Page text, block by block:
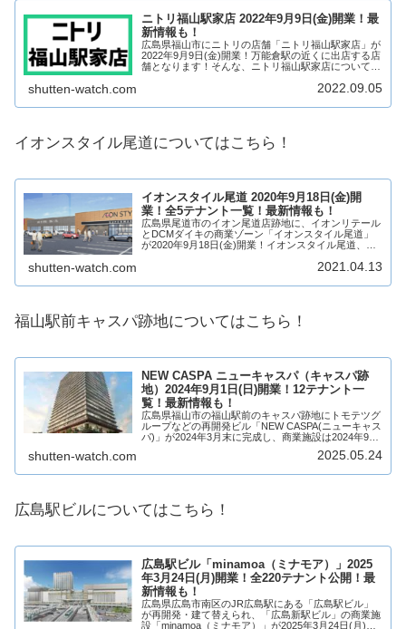
ニトリ福山駅家店 2022年9月9日(金)開業！最
新情報も！
広島県福山市にニトリの店舗「ニトリ福山駅家店」が
2022年9月9日(金)開業！万能倉駅の近くに出店する店
舗となります！そんな、ニトリ福山駅家店について、
【2022年2月23日 公開】【2022年9月...
shutten-watch.com 2022.09.05
イオンスタイル尾道についてはこちら！
イオンスタイル尾道 2020年9月18日(金)開
業！全5テナント一覧！最新情報も！
広島県尾道市のイオン尾道店跡地に、イオンリテール
とDCMダイキの商業ゾーン「イオンスタイル尾道」
が2020年9月18日(金)開業！イオンスタイル尾道、
ンスタイル尾道がどのような商業施設になる...
shutten-watch.com 2021.04.13
福山駅前キャスパ跡地についてはこちら！
NEW CASPA ニューキャスパ（キャスパ跡
地）2024年9月1日(日)開業！12テナント一
覧！最新情報も！
広島県福山市の福山駅前のキャスパ跡地にトモテツグ
ループなどの再開発ビル「NEW CASPA(ニューキャス
パ)」が2024年3月末に完成し、商業施設は2024年9月
shutten-watch.com 2025.05.24
広島駅ビルについてはこちら！
広島駅ビル「minamoa（ミナモア）」2025
年3月24日(月)開業！全220テナント公開！最
新情報も！
広島県広島市南区のJR広島駅にある「広島駅ビル」
が再開発・建て替えられ、「広島新駅ビル」の商業施
設「minamoa（ミナモア）」が2025年3月24日(月)開